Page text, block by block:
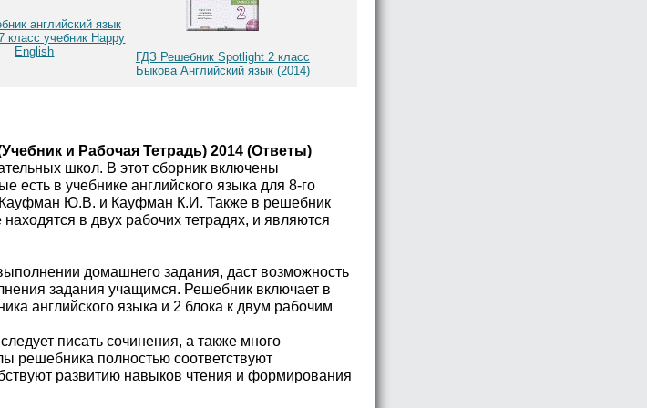
английский язык
класс учебник Happy
English
ГДЗ Решебник Spotlight 2 класс
Быкова Английский язык (2014)
и Рабочая Тетрадь) 2014 (Ответы)
школ. В этот сборник включены
есть в учебнике английского языка для 8-го
Кауфман Ю.В. и Кауфман К.И. Также в решебник
в двух рабочих тетрадях, и являются
домашнего задания, даст возможность
задания учащимся. Решебник включает в
английского языка и 2 блока к двум рабочим
писать сочинения, а также много
решебника полностью соответствуют
развитию навыков чтения и формирования